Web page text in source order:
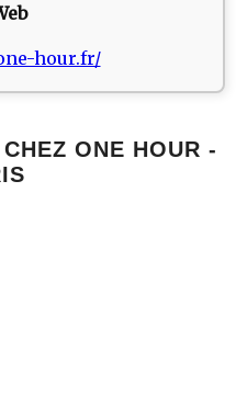
hour.fr/
ONE HOUR -